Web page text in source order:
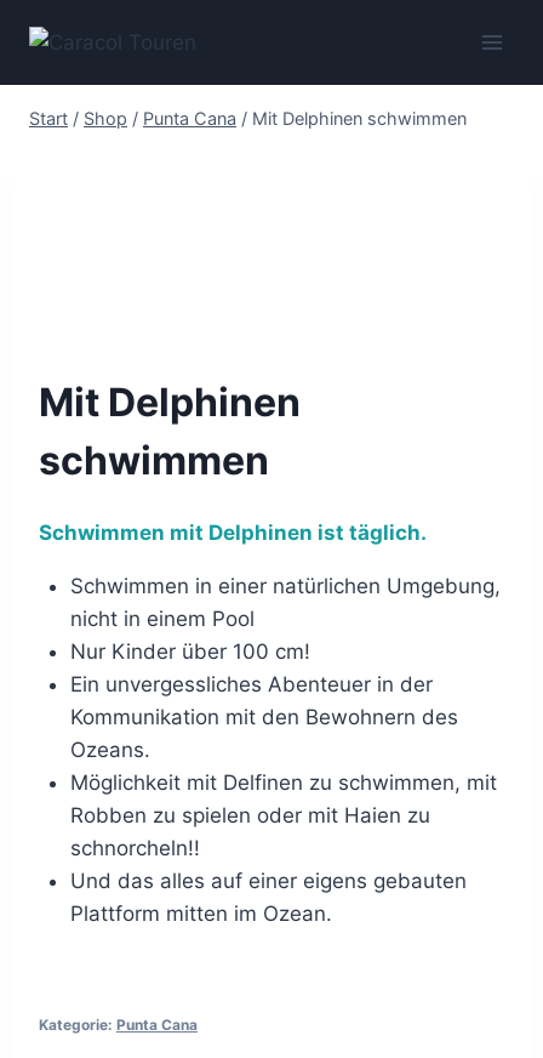
Inhalt
springen
Start / Shop / Punta Cana / Mit Delphinen schwimmen
Mit Delphinen
schwimmen
Schwimmen mit Delphinen ist täglich.
Schwimmen in einer natürlichen Umgebung,
nicht in einem Pool
Nur Kinder über 100 cm!
Ein unvergessliches Abenteuer in der
Kommunikation mit den Bewohnern des
Ozeans.
Möglichkeit mit Delfinen zu schwimmen, mit
Robben zu spielen oder mit Haien zu
schnorcheln!!
Und das alles auf einer eigens gebauten
Plattform mitten im Ozean.
Kategorie: Punta Cana